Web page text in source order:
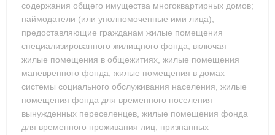
содержания общего имущества многоквартирных домов;
наймодатели (или уполномоченные ими лица),
предоставляющие гражданам жилые помещения
специализированного жилищного фонда, включая
жилые помещения в общежитиях, жилые помещения
маневренного фонда, жилые помещения в домах
системы социального обслуживания населения, жилые
помещения фонда для временного поселения
вынужденных переселенцев, жилые помещения фонда
для временного проживания лиц, признанных